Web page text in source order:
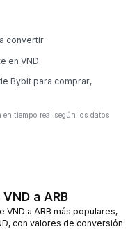
convertir
en VND
Bybit para comprar,
en tiempo real según los datos
a ARB
a ARB más populares,
con valores de conversión